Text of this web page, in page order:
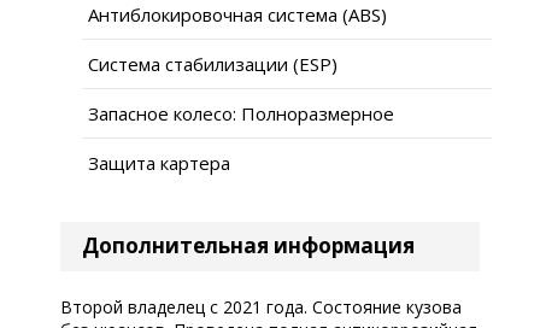
Антиблокировочная система (ABS)
Система стабилизации (ESP)
Запасное колесо: Полноразмерное
Защита картера
Дополнительная информация
Второй владелец с 2021 года. Состояние кузова